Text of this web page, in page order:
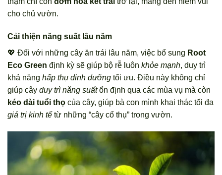
cho chủ vườn.
Cải thiện năng suất lâu năm
💖 Đối với những cây ăn trái lâu năm, việc bổ sung Root
Eco Green định kỳ sẽ giúp bộ rễ luôn khỏe mạnh, duy trì
khả năng hấp thụ dinh dưỡng tối ưu. Điều này không chỉ
giúp cây duy trì năng suấtổn định qua các mùa vụ mà còn
kéo dài tuổi thọ của cây, giúp bà con mình khai thác tối đa
giá trị kinh tế từ những “cây cổ thụ” trong vườn.